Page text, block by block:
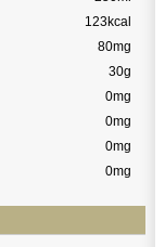
123kcal
80mg
30g
0mg
0mg
0mg
0mg